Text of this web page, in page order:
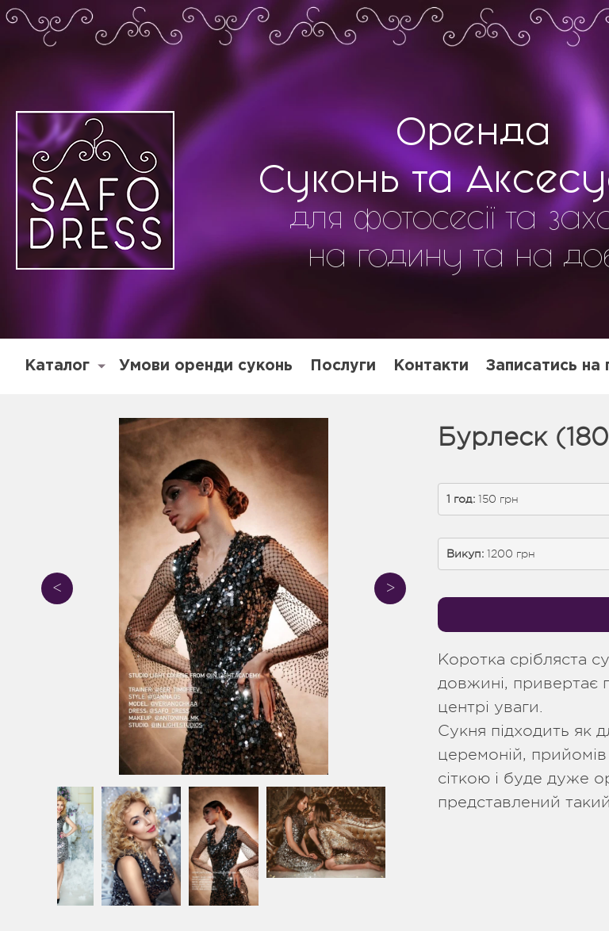
Оренда
Суконь та
для фотосесії та
на годину та на
Каталог Умови оренди суконь Послуги Контакти Записатись на
Бурлеск
1 год: 150 грн
Викуп: 1200 грн
Коротка срібляста
довжині, привертає
центрі уваги.
Сукня підходить як
церемоній,
сіткою і буде дуже
представлений